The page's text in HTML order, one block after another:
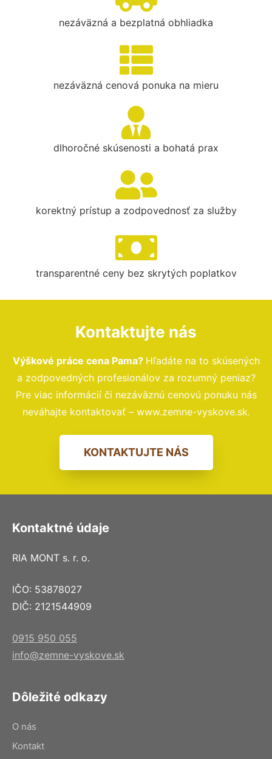
nezáväzná a bezplatná obhliadka
nezáväzná cenová ponuka na mieru
dlhoročné skúsenosti a bohatá prax
korektný prístup a zodpovednosť za služby
transparentné ceny bez skrytých poplatkov
Kontaktujte nás
Výškové práce cena Pama? Hľadáte na to skúsených
a zodpovedných profesionálov za rozumný peniaz?
Pre viac informácií či nezáväznú cenovú ponuku nás
neváhajte kontaktovať – www.zemne-vyskove.sk.
KONTAKTUJTE NÁS
Kontaktné údaje
RIA MONT s. r. o.
IČO: 53878027
DIČ: 2121544909
0915 950 055
info@zemne-vyskove.sk
Dôležité odkazy
O nás
Kontakt